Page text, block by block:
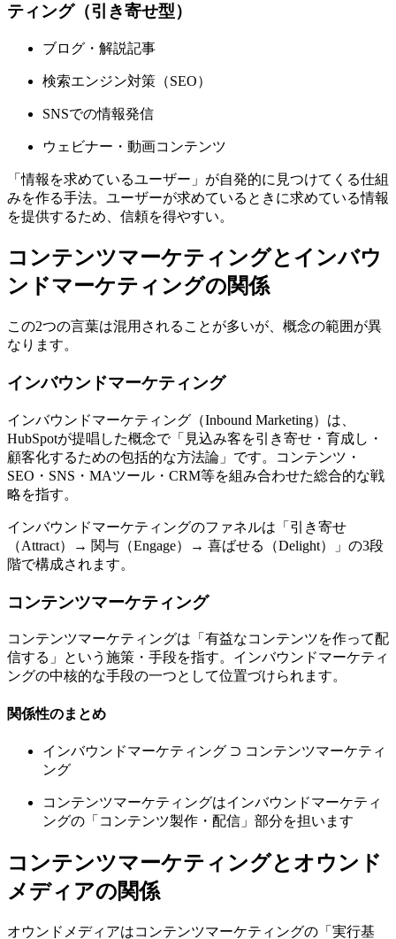
ティング（引き寄せ型）
ブログ・解説記事
検索エンジン対策（SEO）
SNSでの情報発信
ウェビナー・動画コンテンツ
「情報を求めているユーザー」が自発的に見つけてくる仕組
みを作る手法。ユーザーが求めているときに求めている情報
を提供するため、信頼を得やすい。
コンテンツマーケティングとインバウ
ンドマーケティングの関係
この2つの言葉は混用されることが多いが、概念の範囲が異
なります。
インバウンドマーケティング
インバウンドマーケティング（Inbound Marketing）は、
HubSpotが提唱した概念で「見込み客を引き寄せ・育成し・
顧客化するための包括的な方法論」です。コンテンツ・
SEO・SNS・MAツール・CRM等を組み合わせた総合的な戦
略を指す。
インバウンドマーケティングのファネルは「引き寄せ
（Attract）→ 関与（Engage）→ 喜ばせる（Delight）」の3段
階で構成されます。
コンテンツマーケティング
コンテンツマーケティングは「有益なコンテンツを作って配
信する」という施策・手段を指す。インバウンドマーケティ
ングの中核的な手段の一つとして位置づけられます。
関係性のまとめ
インバウンドマーケティング ⊃ コンテンツマーケティ
ング
コンテンツマーケティングはインバウンドマーケティ
ングの「コンテンツ製作・配信」部分を担います
コンテンツマーケティングとオウンド
メディアの関係
オウンドメディアはコンテンツマーケティングの「実行基